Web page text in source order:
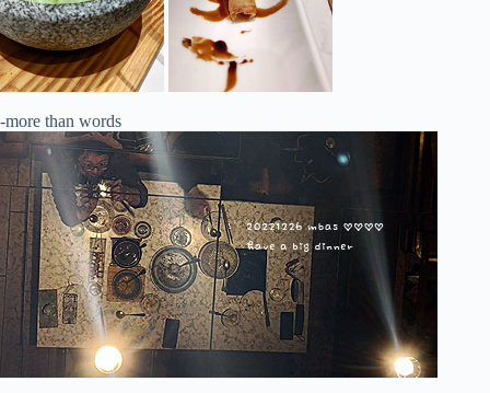
-more than words